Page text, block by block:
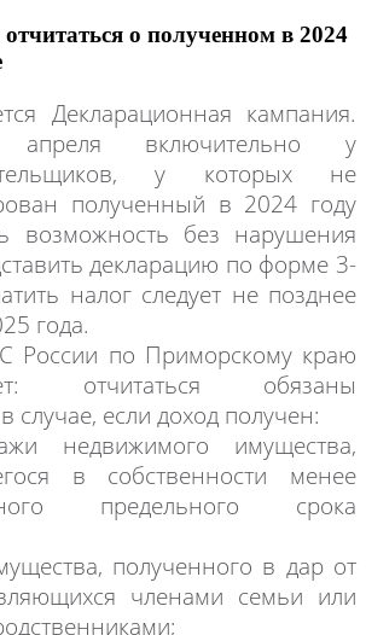
о полученном в 2024
Декларационная кампания.
включительно у
у которых не
полученный в 2024 году
возможность без нарушения
декларацию по форме 3-
налог следует не позднее
года.
России по Приморскому краю
отчитаться обязаны
в случае, если доход получен:
недвижимого имущества,
в собственности менее
предельного срока
полученного в дар от
членами семьи или